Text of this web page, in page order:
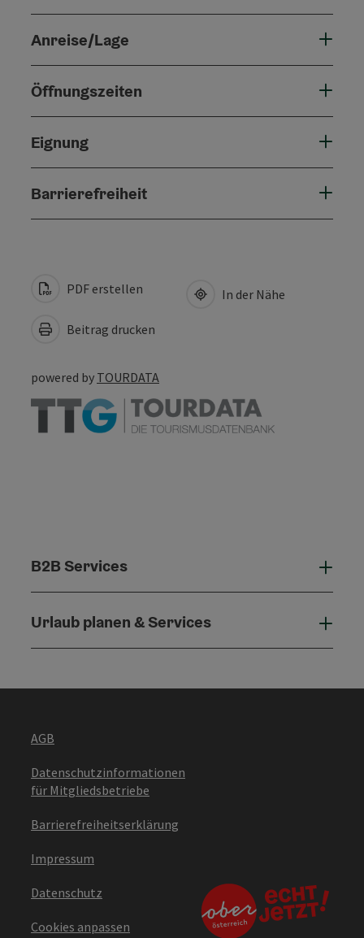
Anreise/Lage
Öffnungszeiten
Eignung
Barrierefreiheit
PDF erstellen
Beitrag drucken
In der Nähe
powered by TOURDATA
B2B Services
Urlaub planen & Services
AGB
Datenschutzinformationen
für Mitgliedsbetriebe
Barrierefreiheitserklärung
Impressum
Datenschutz
Cookies anpassen